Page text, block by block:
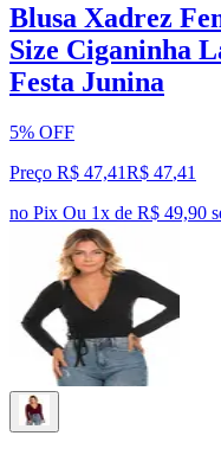
Blusa Xadrez
Size Ciganinha
Festa Junina
5% OFF
Preço R$ 47,41R$ 47,41
no Pix Ou 1x de R$ 49,90